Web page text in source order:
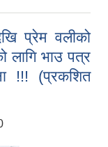
प्रेम वलीको
लागि भाउ पत्र
!!! (प्रकशित